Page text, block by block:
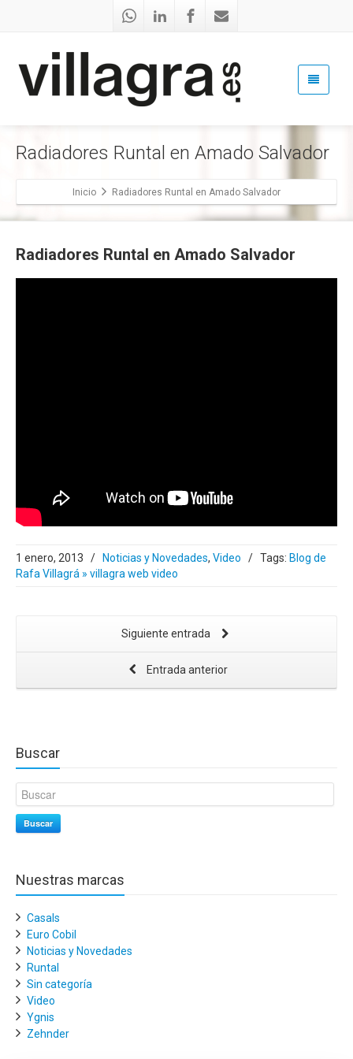
Radiadores Runtal en Amado Salvador
Inicio Radiadores Runtal en Amado Salvador
Radiadores Runtal en Amado Salvador
1 enero, 2013 / Noticias y Novedades, Video / Tags: Blog de
Rafa Villagrá » villagra web video
Siguiente entrada
Entrada anterior
Buscar
Buscar
Nuestras marcas
Casals
Euro Cobil
Noticias y Novedades
Runtal
Sin categoría
Video
Ygnis
Zehnder